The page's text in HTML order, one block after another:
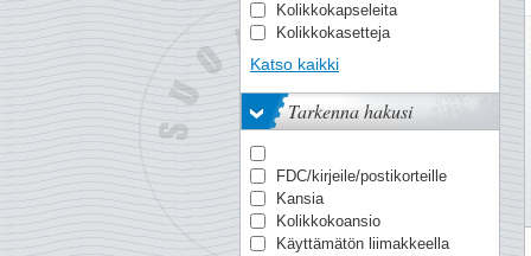
Kolikkokapseleita
Kolikkokasetteja
Kolikkokehyksiä
Kolikko-kirjeitä
Kolikkoluettelo
Kolikkolaatikoita
Lahjapakkauksia
Lehtisarja (sis. useita
vuosia
Lisälehdet (yksittäiset
vuodet
Katso kaikki
Tarkenna hakusi
FDC/kirjeile/postikorteille
Kansia
Kolikkokoansio
Käyttämätön liimakkeella